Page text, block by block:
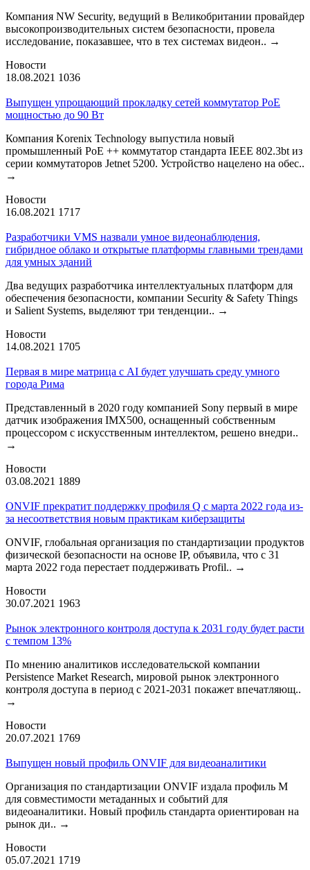
Компания NW Security, ведущий в Великобритании провайдер
высокопроизводительных систем безопасности, провела
исследование, показавшее, что в тех системах видеон.. →
Новости
18.08.2021 1036
Выпущен упрощающий прокладку сетей коммутатор PoE
мощностью до 90 Вт
Компания Korenix Technology выпустила новый
промышленный PoE ++ коммутатор стандарта IEEE 802.3bt из
серии коммутаторов Jetnet 5200. Устройство нацелено на обес..
→
Новости
16.08.2021 1717
Разработчики VMS назвали умное видеонаблюдения,
гибридное облако и открытые платформы главными трендами
для умных зданий
Два ведущих разработчика интеллектуальных платформ для
обеспечения безопасности, компании Security & Safety Things
и Salient Systems, выделяют три тенденции.. →
Новости
14.08.2021 1705
Первая в мире матрица с AI будет улучшать среду умного
города Рима
Представленный в 2020 году компанией Sony первый в мире
датчик изображения IMX500, оснащенный собственным
процессором с искусственным интеллектом, решено внедри..
→
Новости
03.08.2021 1889
ONVIF прекратит поддержку профиля Q с марта 2022 года из-
за несоответствия новым практикам киберзащиты
ONVIF, глобальная организация по стандартизации продуктов
физической безопасности на основе IP, объявила, что с 31
марта 2022 года перестает поддерживать Profil.. →
Новости
30.07.2021 1963
Рынок электронного контроля доступа к 2031 году будет расти
с темпом 13%
По мнению аналитиков исследовательской компании
Persistence Market Research, мировой рынок электронного
контроля доступа в период с 2021-2031 покажет впечатляющ..
→
Новости
20.07.2021 1769
Выпущен новый профиль ONVIF для видеоаналитики
Организация по стандартизации ONVIF издала профиль М
для совместимости метаданных и событий для
видеоаналитики. Новый профиль стандарта ориентирован на
рынок ди.. →
Новости
05.07.2021 1719